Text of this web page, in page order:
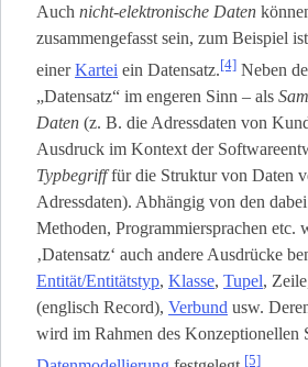
Auch nicht-elektronische Daten
zusammengefasst sein, zum Beispiel
einerKartei ein Datensatz.[4] Neben
„Datensatz“ im engeren Sinn – als
Daten (z. B. die Adressdaten von
Ausdruck im Kontext der
Typbegrifffür die Struktur von Daten
Adressdaten). Abhängig von den
Methoden, Programmiersprachen etc.
‚Datensatz‘ auch andere Ausdrücke
Entität/Entitätstyp, Klasse, Tupel,
(englisch Record), Verbund usw.
wird im Rahmen des Konzeptionellen
[5]